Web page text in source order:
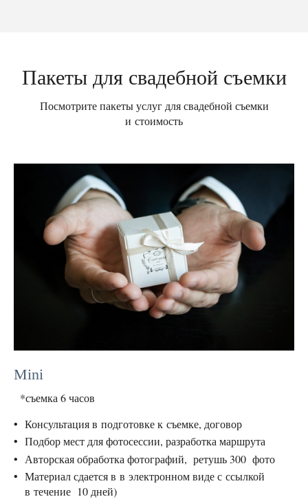
Пакеты для свадебной съемки
Посмотрите пакеты услуг для свадебной съемки
и стоимость
Mini
*съемка 6 часов
Консультация в подготовке к съемке, договор
Подбор мест для фотосессии, разработка маршрута
Авторская обработка фотографий, ретушь 300 фото
Материал сдается в в электронном виде с ссылкой
в течение 10 дней)